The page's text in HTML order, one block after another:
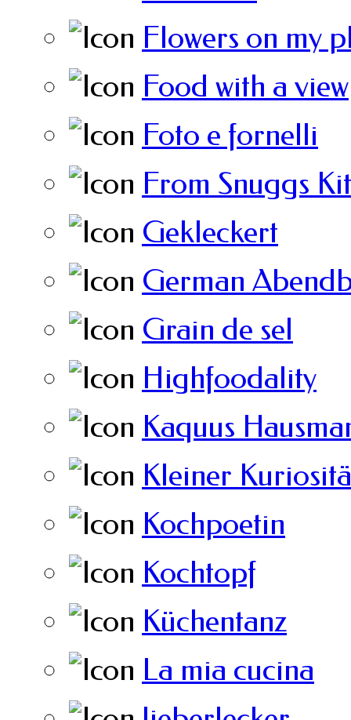
Flowers on my
Food with a view
Foto e fornelli
From Snuggs
Gekleckert
German
Grain de sel
Highfoodality
Kaquus
Kleiner
Kochpoetin
Kochtopf
Küchentanz
La mia cucina